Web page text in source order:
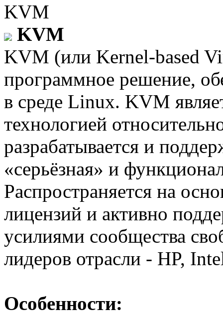
KVM
KVM
KVM (или Kernel-based
программное решение,
в среде Linux. KVM
технологией
разрабатывается и
«серьёзная» и
Распространяется на
лицензий и активно
усилиями сообщества
лидеров отрасли - HP,
Особенности: